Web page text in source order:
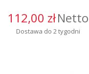
112,00 złNetto
Dostawa do 2 tygodni